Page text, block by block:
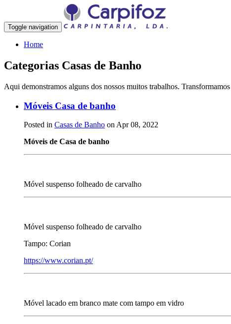
Toggle navigation
Home
Categorias Casas de Banho
Aqui demonstramos alguns dos nossos muitos trabalhos.
Móveis Casa de banho
Posted in Casas de Banho on Apr 08, 2022
Móveis de Casa de banho
Móvel suspenso folheado de carvalho
Móvel suspenso folheado de carvalho
Tampo: Corian
https://www.corian.pt/
Móvel lacado em branco mate com tampo em vidro